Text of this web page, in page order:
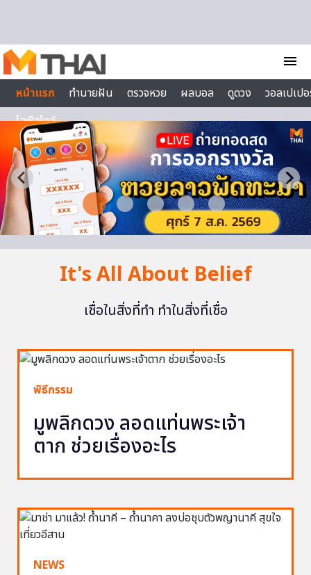
menu
หน้าแรก
ทำนายฝัน ตรวจหวย ผลบอล ดูดวง
วอลเปเป
ไลฟ์สไตล์
It's All About Belief
เชื่อในสิ่งที่ทำ ทำในสิ่งที่เชื่อ
พิธีกรรม
มูพลิกดวง ลอดแท่นพระเจ้า
ตาก ช่วยเรื่องอะไร
NEWS